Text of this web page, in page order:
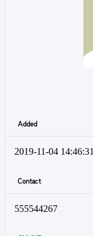
Added
2019-11-04 14:46:31
Contact
555544267